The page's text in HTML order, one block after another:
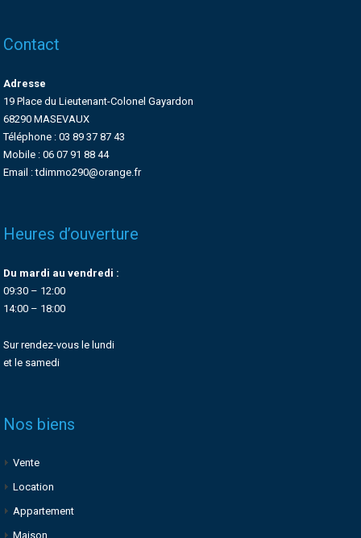
Contact
Adresse
19 Place du Lieutenant-Colonel Gayardon
68290 MASEVAUX
Téléphone : 03 89 37 87 43
Mobile : 06 07 91 88 44
Email : tdimmo290@orange.fr
Heures d’ouverture
Du mardi au vendredi :
09:30 – 12:00
14:00 – 18:00
Sur rendez-vous le lundi
et le samedi
Nos biens
Vente
Location
Appartement
Maison